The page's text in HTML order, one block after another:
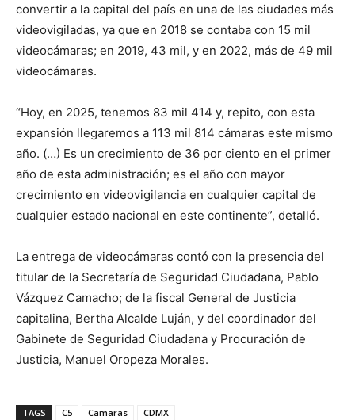
convertir a la capital del país en una de las ciudades más
videovigiladas, ya que en 2018 se contaba con 15 mil
videocámaras; en 2019, 43 mil, y en 2022, más de 49 mil
videocámaras.
“Hoy, en 2025, tenemos 83 mil 414 y, repito, con esta
expansión llegaremos a 113 mil 814 cámaras este mismo
año. (…) Es un crecimiento de 36 por ciento en el primer
año de esta administración; es el año con mayor
crecimiento en videovigilancia en cualquier capital de
cualquier estado nacional en este continente”, detalló.
La entrega de videocámaras contó con la presencia del
titular de la Secretaría de Seguridad Ciudadana, Pablo
Vázquez Camacho; de la fiscal General de Justicia
capitalina, Bertha Alcalde Luján, y del coordinador del
Gabinete de Seguridad Ciudadana y Procuración de
Justicia, Manuel Oropeza Morales.
TAGS C5 Camaras CDMX